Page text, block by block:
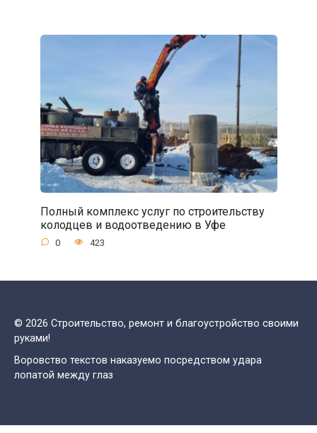
Полный комплекс услуг по строительству
колодцев и водоотведению в Уфе
0 423
© 2026 Строительство, ремонт и благоустройство своими
руками!
Воровство текстов наказуемо посредством удара
лопатой между глаз